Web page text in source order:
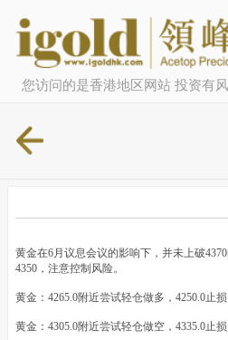
您访问的是香港地区网站 投资有
黄金在6月议息会议的影响下，并未上破
4350，注意控制风险。
黄金：4265.0附近尝试轻仓做多，4250.0止损
黄金：4305.0附近尝试轻仓做空，4335.0止